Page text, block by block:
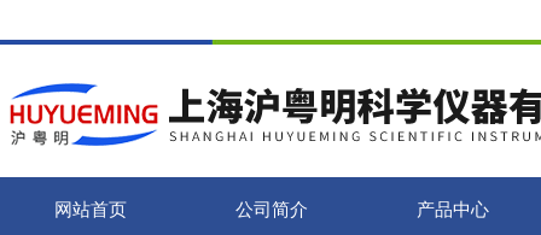
网站首页 公司简介 产品中心